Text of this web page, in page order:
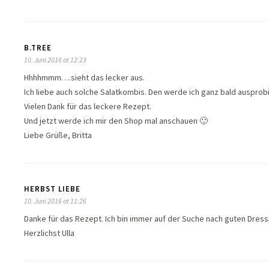
B.TREE
10. Juni 2016 at 12:23
Hhhhmmm….sieht das lecker aus.
Ich liebe auch solche Salatkombis. Den werde ich ganz bald
Vielen Dank für das leckere Rezept.
Und jetzt werde ich mir den Shop mal anschauen 🙂
Liebe Grüße, Britta
HERBST LIEBE
10. Juni 2016 at 11:26
Danke für das Rezept. Ich bin immer auf der Suche nach guten
Herzlichst Ulla